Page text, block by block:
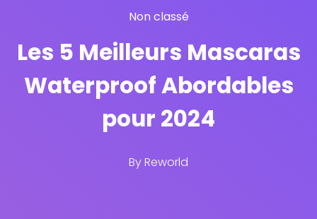
Non classé
Les 5 Meilleurs Mascaras
Waterproof Abordables
pour 2024
ByReworld